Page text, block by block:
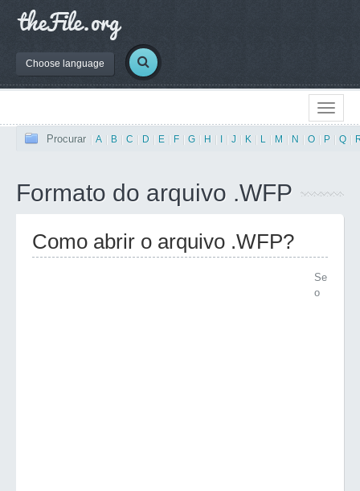
Choose language
Procurar A B C D E F G H J K L M N O P Q
Formato do arquivo .WFP
Como abrir o arquivo .WFP?
Se
o